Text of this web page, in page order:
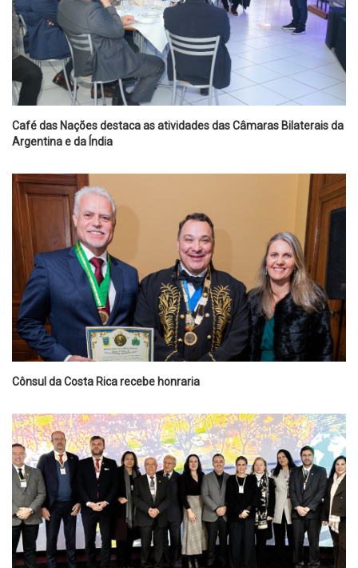
Café das Nações destaca as atividades das Câmaras Bilaterais da
Argentina e da Índia
Cônsul da Costa Rica recebe honraria